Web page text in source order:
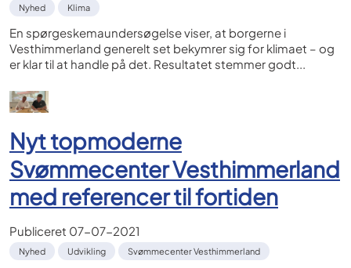
Nyhed Klima
En spørgeskemaundersøgelse viser, at borgerne i
Vesthimmerland generelt set bekymrer sig for klimaet – og
er klar til at handle på det. Resultatet stemmer godt...
Nyt topmoderne
Svømmecenter Vesthimmerland
med referencer til fortiden
Publiceret 07-07-2021
Nyhed Udvikling Svømmecenter Vesthimmerland